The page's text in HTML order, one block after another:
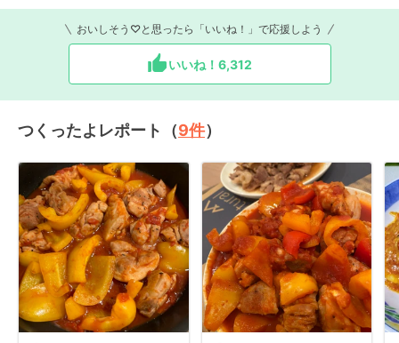
おいしそう♡と思ったら「いいね！」で応援しよう
いいね！ 6,312
つくったよレポート（9件）